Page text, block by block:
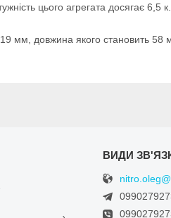
цього агрегата досягає
довжина якого становить 58